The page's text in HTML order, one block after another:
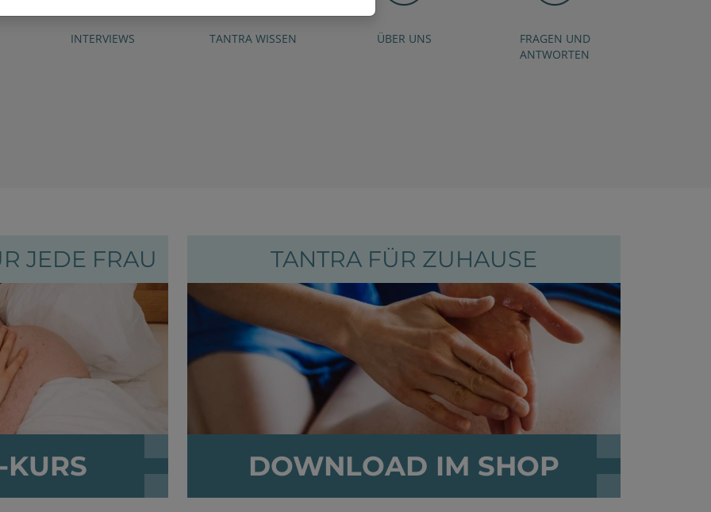
INTERVIEWS TANTRA WISSEN ÜBER UNS
FRAGEN UND
ANTWORTEN
JEDE FRAU TANTRA FÜR ZUHAUSE
DOWNLOAD IM SHOP